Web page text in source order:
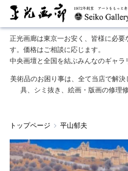
正光画廊は東京一お安く、皆様に必要
す。価格はご相談に応じます。
中央画壇と全国を結ぶみんなのギャラ
美術品のお困り事は、全て当店で解
具、シミ抜き、絵画・版画の修理
トップページ 平山郁夫